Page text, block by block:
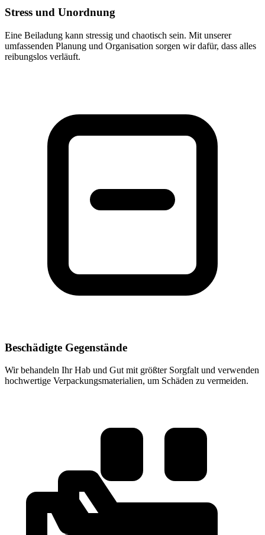
Stress und Unordnung
Eine Beiladung kann stressig und chaotisch sein. Mit unserer
umfassenden Planung und Organisation sorgen wir dafür, dass alles
reibungslos verläuft.
Beschädigte Gegenstände
Wir behandeln Ihr Hab und Gut mit größter Sorgfalt und verwenden
hochwertige Verpackungsmaterialien, um Schäden zu vermeiden.